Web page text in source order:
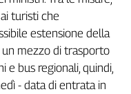
turisti che
estensione della
mezzo di trasporto
e bus regionali, quindi,
- data di entrata in